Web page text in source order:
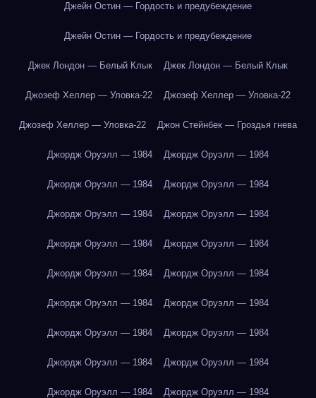
Джейн Остин — Гордость и предубеждение
Джейн Остин — Гордость и предубеждение
Джек Лондон — Белый Клык Джек Лондон — Белый Клык
Джозеф Хеллер — Уловка-22 Джозеф Хеллер — Уловка-22
Джозеф Хеллер — Уловка-22 Джон Стейнбек — Гроздья гнева
Джордж Оруэлл — 1984 Джордж Оруэлл — 1984
Джордж Оруэлл — 1984 Джордж Оруэлл — 1984
Джордж Оруэлл — 1984 Джордж Оруэлл — 1984
Джордж Оруэлл — 1984 Джордж Оруэлл — 1984
Джордж Оруэлл — 1984 Джордж Оруэлл — 1984
Джордж Оруэлл — 1984 Джордж Оруэлл — 1984
Джордж Оруэлл — 1984 Джордж Оруэлл — 1984
Джордж Оруэлл — 1984 Джордж Оруэлл — 1984
Джордж Оруэлл — 1984 Джордж Оруэлл — 1984